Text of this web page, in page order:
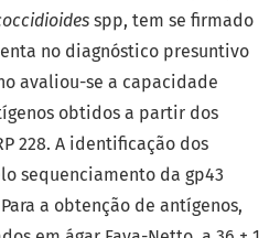
spp, tem se firmado
no diagnóstico presuntivo
avaliou-se a capacidade
obtidos a partir dos
228. A identificação dos
sequenciamento da gp43
a obtenção de antígenos,